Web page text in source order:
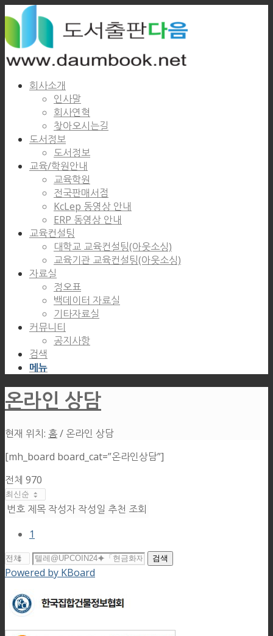
회사소개
인사말
회사연혁
찾아오시는길
도서정보
도서정보
교육/학원안내
교육학원
전국판매서점
KcLep 동영상 안내
ERP 동영상 안내
교육컨설팅
대학교 교육컨설팅(아웃소싱)
교육기관 교육컨설팅(아웃소싱)
자료실
정오표
백데이터 자료실
기타자료실
커뮤니티
공지사항
검색
메뉴
온라인 상담
현재 위치: 홈/ 온라인 상담
[mh_board board_cat=”온라인상담”]
전체 970
번호 제목 작성자 작성일 추천 조회
1
검색
Powered by KBoard